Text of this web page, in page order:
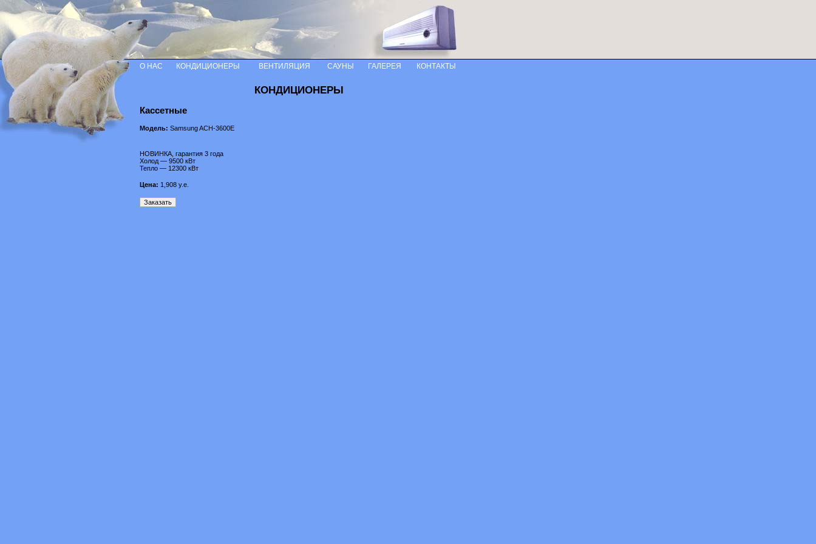
КОНДИЦИОНЕРЫ
Кассетные
Модель: Samsung ACH-3600E
НОВИНКА, гарантия 3 года
Холод — 9500 кВт
Тепло — 12300 кВт
Цена: 1,908 у.е.
О НАС КОНДИЦИОНЕРЫ ВЕНТИЛЯЦИЯ САУНЫ ГАЛЕРЕЯ КОНТАКТЫ